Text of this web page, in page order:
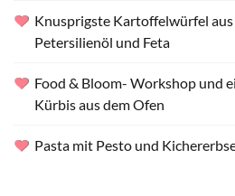
Knusprigste Kartoffelwürfel
Petersilienöl und Feta
Food & Bloom- Workshop und
Kürbis aus dem Ofen
Pasta mit Pesto und